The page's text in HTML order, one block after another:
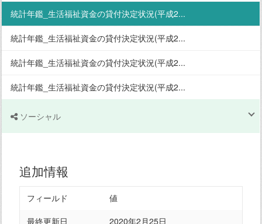
統計年鑑_生活福祉資金の貸付決定状況(平成2...
統計年鑑_生活福祉資金の貸付決定状況(平成2...
統計年鑑_生活福祉資金の貸付決定状況(平成2...
統計年鑑_生活福祉資金の貸付決定状況(平成2...
ソーシャル
追加情報
フィールド
値
最終更新日
2020年2月25日